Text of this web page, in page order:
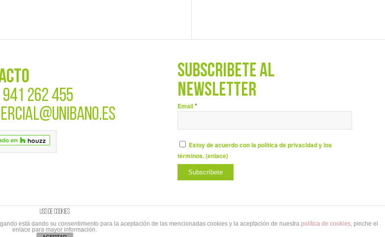
262 455
SUBSCRÍBETE AL
NEWSLETTER
Email*
Estoy de acuerdo con la política de privacidad y los
términos. (enlace)
Cabo de MarcasBranding&Comunicación
Uso de cookies
está dando su consentimiento para la aceptación de las mencionadas cookies y la aceptación de nuestra política de cookies, pinche el
enlace para mayor información.